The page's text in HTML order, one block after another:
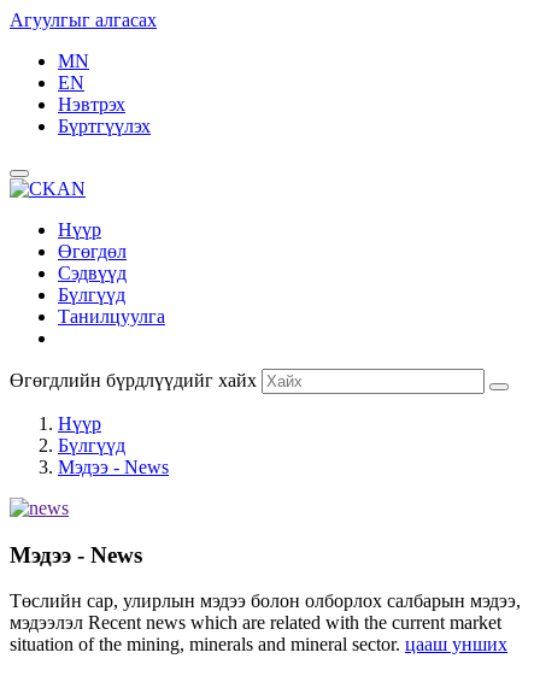
Агуулгыг алгасах
MN
EN
Нэвтрэх
Бүртгүүлэх
Нүүр
Өгөгдөл
Сэдвүүд
Бүлгүүд
Танилцуулга
Өгөгдлийн бүрдлүүдийг хайх
Нүүр
Бүлгүүд
Мэдээ - News
Мэдээ - News
Төслийн сар, улирлын мэдээ болон олборлох салбарын мэдээ,
мэдээлэл Recent news which are related with the current market
situation of the mining, minerals and mineral sector. цааш унших